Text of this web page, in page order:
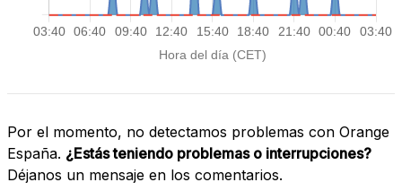
Por el momento, no detectamos problemas con Orange
España. ¿Estás teniendo problemas o interrupciones?
Déjanos un mensaje en los comentarios.